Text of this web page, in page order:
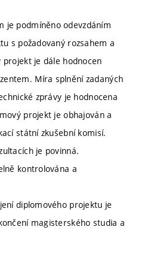
je podmíněno odevzdáním
s požadovaný rozsahem a
je dále hodnocen
Míra splnění zadaných
zprávy je hodnocena
projekt je obhajován a
státní zkušební komisí.
je povinná.
kontrolována a
diplomového projektu je
magisterského studia a